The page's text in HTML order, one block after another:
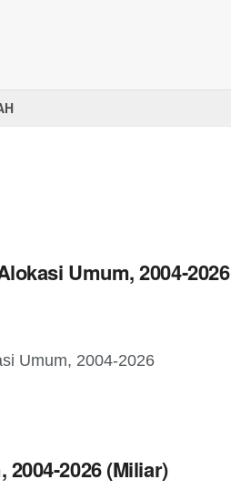
Umum, 2004-2026
Umum, 2004-2026
2026 (Miliar)